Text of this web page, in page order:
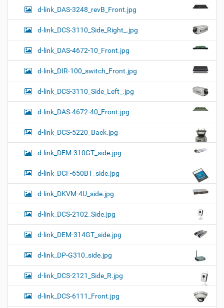
d-link_DAS-3248_revB_Front.jpg
d-link_DCS-3110_Side_Right_.jpg
d-link_DAS-4672-10_Front.jpg
d-link_DIR-100_switch_Front.jpg
d-link_DCS-3110_Side_Left_.jpg
d-link_DAS-4672-40_Front.jpg
d-link_DCS-5220_Back.jpg
d-link_DEM-310GT_side.jpg
d-link_DCF-650BT_side.jpg
d-link_DKVM-4U_side.jpg
d-link_DCS-2102_Side.jpg
d-link_DEM-314GT_side.jpg
d-link_DP-G310_side.jpg
d-link_DCS-2121_Side_R.jpg
d-link_DCS-6111_Front.jpg